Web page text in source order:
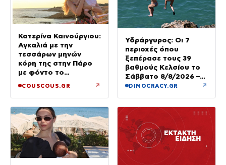
Κατερίνα Καινούργιου:
Αγκαλιά με την
τεσσάρων μηνών
κόρη της στην Πάρο
με φόντο το
COUSCOUS.GR ↗
Υδράργυρος: Οι 7
περιοχές όπου
ξεπέρασε τους 39
βαθμούς Κελσίου το
Σάββατο 8/8/2026 –
Πού θα δούμε 40άρια
DIMOCRACY.GR ↗